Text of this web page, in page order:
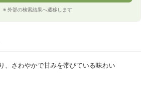
※ 外部の検索結果へ遷移します
、さわやかで甘みを帯びている味わい